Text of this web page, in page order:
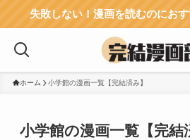
い！漫画を読むのにおすすめの電子
ホーム 小学館の漫画一覧【完結済み】
小学館の漫画一覧【完結